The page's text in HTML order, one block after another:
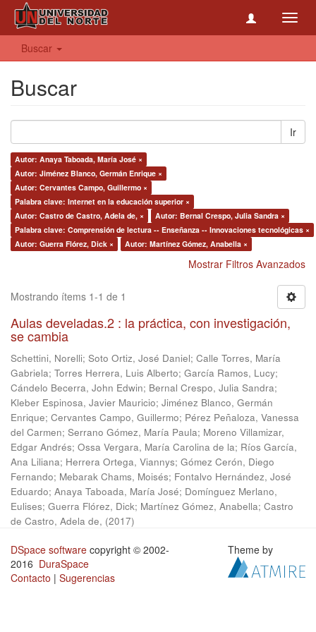
Buscar
Buscar
Ir
Autor: Anaya Taboada, María José ×
Autor: Jiménez Blanco, Germán Enrique ×
Autor: Cervantes Campo, Guillermo ×
Palabra clave: Internet en la educación superior ×
Autor: Castro de Castro, Adela de, ×
Autor: Bernal Crespo, Julia Sandra ×
Palabra clave: Comprensión de lectura -- Enseñanza -- Innovaciones tecnológicas ×
Autor: Guerra Flórez, Dick ×
Autor: Martínez Gómez, Anabella ×
Mostrar Filtros Avanzados
Mostrando ítems 1-1 de 1
Aulas develadas.2 : la práctica, con investigación,
se cambia
Schettini, Norelli; Soto Ortiz, José Daniel; Calle Torres, María
Gabriela; Torres Herrera, Luis Alberto; García Ramos, Lucy;
Cándelo Becerra, John Edwin; Bernal Crespo, Julia Sandra;
Kleber Espinosa, Javier Mauricio; Jiménez Blanco, Germán
Enrique; Cervantes Campo, Guillermo; Pérez Peñaloza, Vanessa
del Carmen; Serrano Gómez, María Paula; Moreno Villamizar,
Edgar Andrés; Ossa Vergara, María Carolina de la; Ríos García,
Ana Liliana; Herrera Ortega, Viannys; Gómez Cerón, Diego
Fernando; Mebarak Chams, Moisés; Fontalvo Hernández, José
Eduardo; Anaya Taboada, María José; Domínguez Merlano,
Eulises; Guerra Flórez, Dick; Martínez Gómez, Anabella; Castro
de Castro, Adela de, (2017)
DSpace software copyright © 2002-
2016 DuraSpace
Contacto | Sugerencias
Theme by